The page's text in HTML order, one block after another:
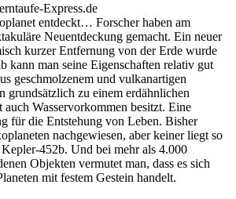
Express.de
entdeckt… Forscher haben am
Neuentdeckung gemacht. Ein neuer
kurzer Entfernung von der Erde wurde
kann man seine Eigenschaften relativ gut
geschmolzenem und vulkanartigen
grundsätzlich zu einem erdähnlichen
Wasservorkommen besitzt. Eine
für die Entstehung von Leben. Bisher
nachgewiesen, aber keiner liegt so
452b. Und bei mehr als 4.000
Objekten vermutet man, dass es sich
mit festem Gestein handelt.